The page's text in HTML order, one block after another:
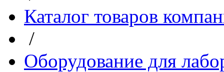
Каталог товаров
/
Оборудование для